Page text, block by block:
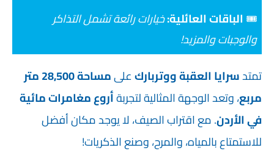
🎟️ الباقات العائلية:خيارات رائعة تشمل التذاكر
والوجبات والمزيد!
تمتدسرايا العقبة ووترباركعلى
مساحة 28,500 متر
مربع، وتعد الوجهة المثالية لتجربةأروع مغامرات مائية
في الأردن. مع اقتراب الصيف، لا يوجد مكان أفضل
للاستمتاع بالمياه، والمرح، وصنع الذكريات!